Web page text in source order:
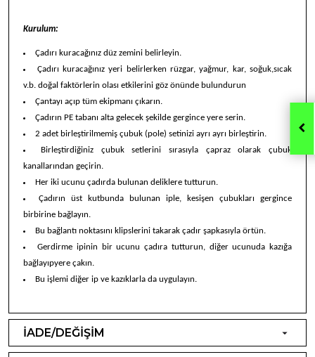
Kurulum:
Çadırı kuracağınız düz zemini belirleyin.
Çadırı kuracağınız yeri belirlerken rüzgar, yağmur, kar, soğuk,sıcak
v.b. doğal faktörlerin olası etkilerini göz önünde bulundurun
Çantayı açıp tüm ekipmanı çıkarın.
Çadırın PE tabanı alta gelecek şekilde gergince yere serin.
2 adet birleştirilmemiş çubuk (pole) setinizi ayrı ayrı birleştirin.
Birleştirdiğiniz çubuk setlerini sırasıyla çapraz olarak çubuk
kanallarından geçirin.
Her iki ucunu çadırda bulunan deliklere tutturun.
Çadırın üst kutbunda bulunan iple, kesişen çubukları gergince
birbirine bağlayın.
Bu bağlantı noktasını klipslerini takarak çadır şapkasıyla örtün.
Gerdirme ipinin bir ucunu çadıra tutturun, diğer ucunuda kazığa
bağlayıpyere çakın.
Bu işlemi diğer ip ve kazıklarla da uygulayın.
İADE/DEĞİŞİM